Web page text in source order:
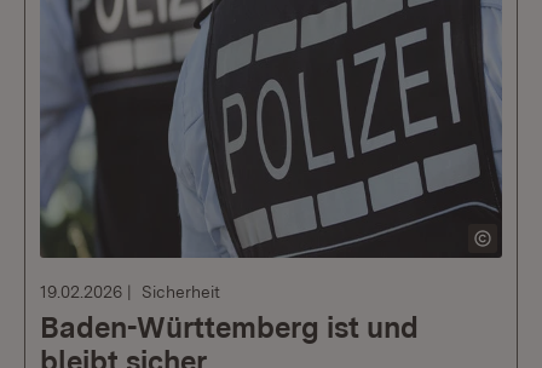
19.02.2026 Sicherheit
Baden-Württemberg ist und